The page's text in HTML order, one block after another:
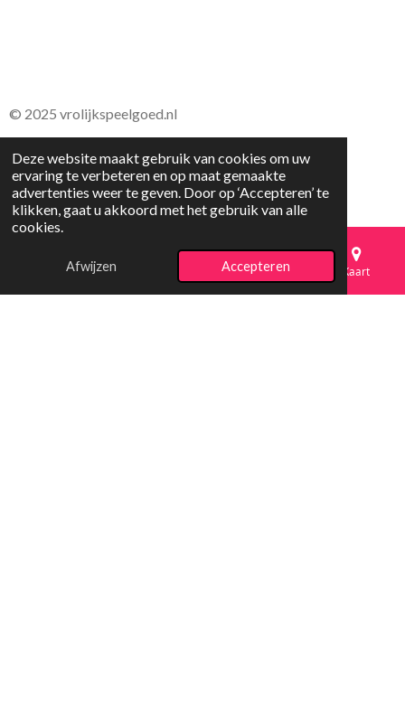
Deze website maakt gebruik van cookies om uw
ervaring te verbeteren en op maat gemaakte
advertenties weer te geven. Door op ‘Accepteren’ te
klikken, gaat u akkoord met het gebruik van alle
cookies.
Afwijzen Accepteren
© 2025 vrolijkspeelgoed.nl
E-mailadres Telefoonnummer Kaart